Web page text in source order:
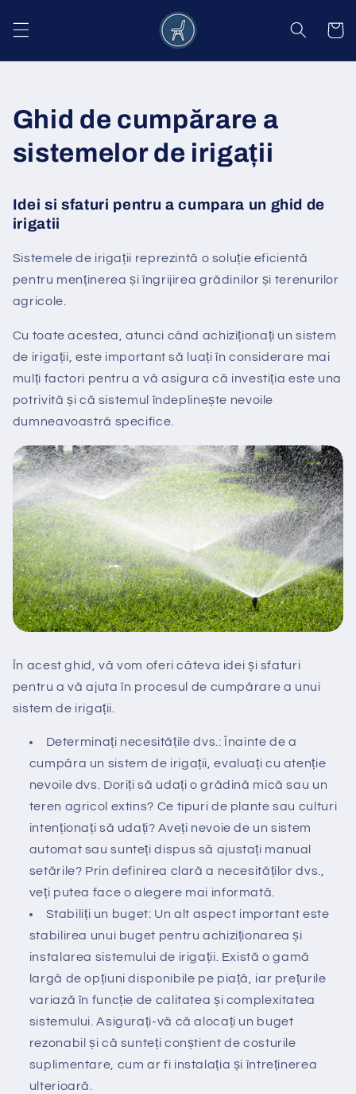
conținut
Coș
Ghid de cumpărare a
sistemelor de irigații
Idei si sfaturi pentru a cumpara un ghid de
irigatii
Sistemele de irigații reprezintă o soluție eficientă
pentru menținerea și îngrijirea grădinilor și terenurilor
agricole.
Cu toate acestea, atunci când achiziționați un sistem
de irigații, este important să luați în considerare mai
mulți factori pentru a vă asigura că investiția este una
potrivită și că sistemul îndeplinește nevoile
dumneavoastră specifice.
În acest ghid, vă vom oferi câteva idei și sfaturi
pentru a vă ajuta în procesul de cumpărare a unui
sistem de irigații.
Determinați necesitățile dvs.: Înainte de a
cumpăra un sistem de irigații, evaluați cu atenție
nevoile dvs. Doriți să udați o grădină mică sau un
teren agricol extins? Ce tipuri de plante sau culturi
intenționați să udați? Aveți nevoie de un sistem
automat sau sunteți dispus să ajustați manual
setările? Prin definirea clară a necesităților dvs.,
veți putea face o alegere mai informată.
Stabiliți un buget: Un alt aspect important este
stabilirea unui buget pentru achiziționarea și
instalarea sistemului de irigații. Există o gamă
largă de opțiuni disponibile pe piață, iar prețurile
variază în funcție de calitatea și complexitatea
sistemului. Asigurați-vă că alocați un buget
rezonabil și că sunteți conștient de costurile
suplimentare, cum ar fi instalația și întreținerea
ulterioară.